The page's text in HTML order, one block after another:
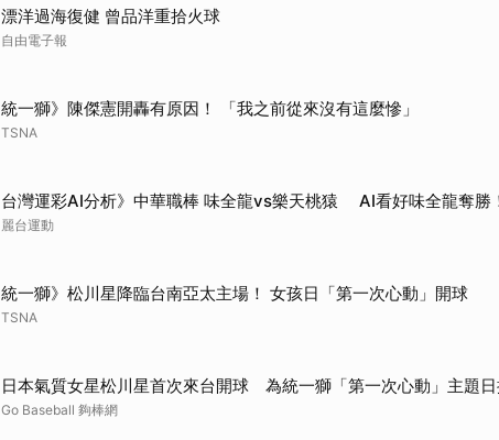
漂洋過海復健 曾品洋重拾火球
自由電子報
統一獅》陳傑憲開轟有原因！ 「我之前從來沒有這麼慘」
TSNA
台灣運彩AI分析》中華職棒 味全龍vs樂天桃猿 AI看好味全龍奪勝
麗台運動
統一獅》松川星降臨台南亞太主場！ 女孩日「第一次心動」開球
TSNA
日本氣質女星松川星首次來台開球 為統一獅「第一次心動」主題
Go Baseball 夠棒網